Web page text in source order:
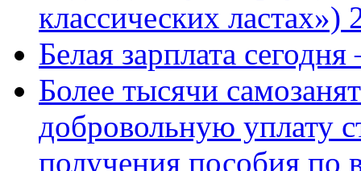
классических ластах»)
Белая зарплата
Более тысячи
добровольную уплату
получения пособия по